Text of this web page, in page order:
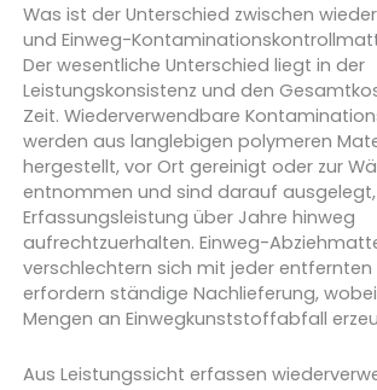
Was ist der Unterschied zwischen
und Einweg-
Der wesentliche Unterschied liegt in der
Leistungskonsistenz und den
Zeit. Wiederverwendbare
werden aus langlebigen polymeren
hergestellt, vor Ort gereinigt oder zur
entnommen und sind darauf ausgelegt,
Erfassungsleistung über Jahre hinweg
aufrechtzuerhalten. Einweg-
verschlechtern sich mit jeder entfernten
erfordern ständige Nachlieferung,
Mengen an Einwegkunststoffabfall
Aus Leistungssicht erfassen